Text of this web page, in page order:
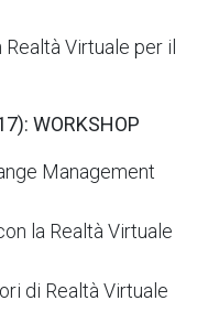
Virtuale per il
WORKSHOP
Management
la Realtà Virtuale
di Realtà Virtuale